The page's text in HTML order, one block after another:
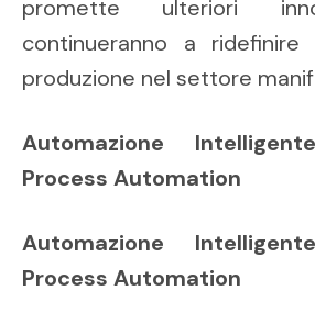
promette ulteriori
continueranno a
produzione nel settore
Automazione
Process Automation
Automazione
Process Automation